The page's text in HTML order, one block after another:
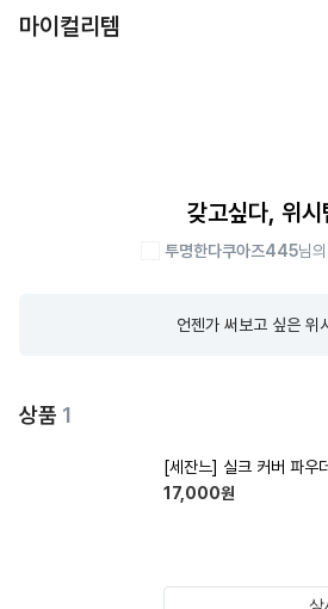
마이컬리템
갖고싶다, 위시
투명한다쿠아즈445님
언젠가 써보고 싶은 위
상품 1
[세잔느] 실크 커버 파
17,000원
상